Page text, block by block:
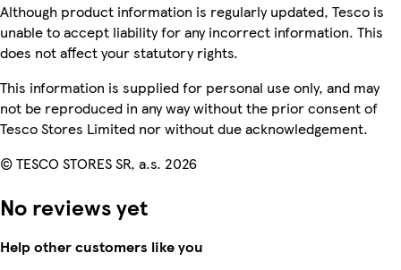
Although product information is regularly updated, Tesco is
unable to accept liability for any incorrect information. This
does not affect your statutory rights.
This information is supplied for personal use only, and may
not be reproduced in any way without the prior consent of
Tesco Stores Limited nor without due acknowledgement.
© TESCO STORES SR, a.s. 2026
No reviews yet
Help other customers like you